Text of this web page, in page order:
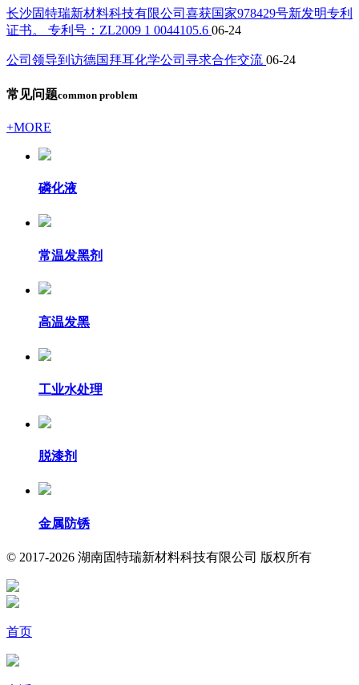
长沙固特瑞新材料科技有限公司喜获国家978429号新发明专利
证书。 专利号：ZL2009 1 0044105.6 06-24
公司领导到访德国拜耳化学公司寻求合作交流 06-24
常见问题common problem
+MORE
磷化液
常温发黑剂
高温发黑
工业水处理
脱漆剂
金属防锈
© 2017-2026 湖南固特瑞新材料科技有限公司 版权所有
首页